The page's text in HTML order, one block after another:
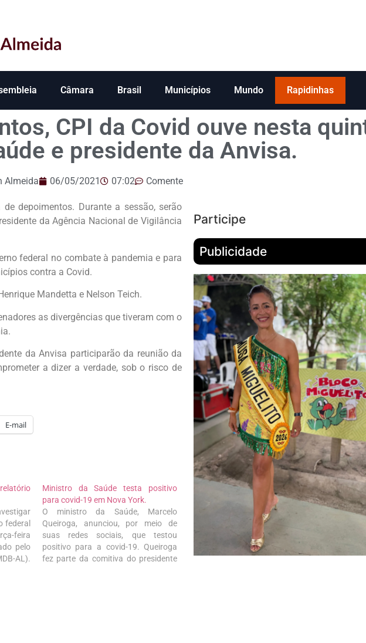
Câmara Brasil Municípios Mundo Rapidinhas
CPI da Covid ouve nesta
e presidente da Anvisa.
Almeida 06/05/2021 07:02 Comente
depoimentos. Durante a sessão, serão
da Agência Nacional de Vigilância
federal no combate à pandemia e para
contra a Covid.
Mandetta e Nelson Teich.
as divergências que tiveram com o
da Anvisa participarão da reunião da
a dizer a verdade, sob o risco de
E-mail
federal
feira
pelo
AL).
Ministro da Saúde testa positivo
para covid-19 em Nova York.
O ministro da Saúde, Marcelo
Queiroga, anunciou, por meio de
suas redes sociais, que testou
positivo para a covid-19. Queiroga
fez parte da comitiva do presidente
Participe
Publicidade